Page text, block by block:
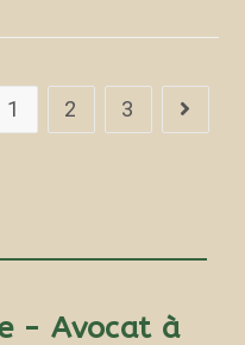
1 2 3
- Avocat à